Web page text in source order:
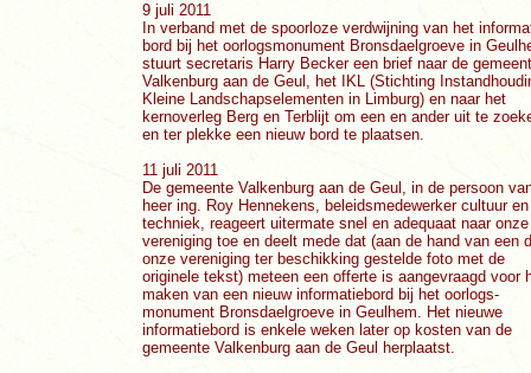
9 juli 2011
In verband met de spoorloze verdwijning van het
bord bij het oorlogsmonument Bronsdaelgroeve in
stuurt secretaris Harry Becker een brief naar de
Valkenburg aan de Geul, het IKL (Stichting
Kleine Landschapselementen in Limburg) en naar het
kernoverleg Berg en Terblijt om een en ander uit te
en ter plekke een nieuw bord te plaatsen.
11 juli 2011
De gemeente Valkenburg aan de Geul, in de persoon
heer ing. Roy Hennekens, beleidsmedewerker cultuur en
techniek, reageert uitermate snel en adequaat naar onze
vereniging toe en deelt mede dat (aan de hand van een
onze vereniging ter beschikking gestelde foto met de
originele tekst) meteen een offerte is aangevraagd voor
maken van een nieuw informatiebord bij het oorlogs-
monument Bronsdaelgroeve in Geulhem. Het nieuwe
informatiebord is enkele weken later op kosten van de
gemeente Valkenburg aan de Geul herplaatst.